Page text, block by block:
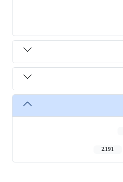
2,191